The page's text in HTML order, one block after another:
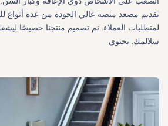
تقديم مصعد منصة عالي الجودة من عدة أنواع
لمتطلبات العملاء. تم تصميم منتجنا خصيصًا
سلالمك. يحتوي